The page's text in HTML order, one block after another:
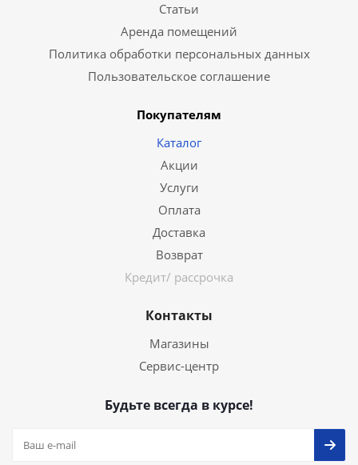
Статьи
Аренда помещений
Политика обработки персональных данных
Пользовательское соглашение
Покупателям
Каталог
Акции
Услуги
Оплата
Доставка
Возврат
Кредит/ рассрочка
Контакты
Магазины
Сервис-центр
Будьте всегда в курсе!